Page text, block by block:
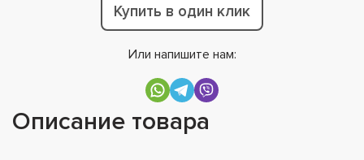
Купить в один клик
Или напишите нам:
Описание товара